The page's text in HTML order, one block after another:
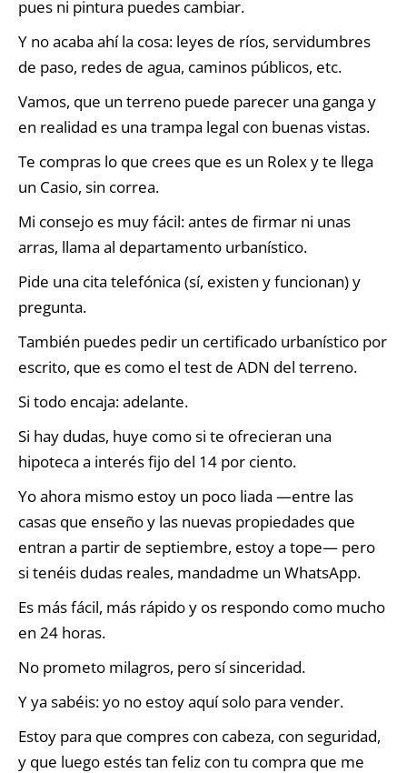
pues ni pintura puedes cambiar.
Y no acaba ahí la cosa: leyes de ríos, servidumbres
de paso, redes de agua, caminos públicos, etc.
Vamos, que un terreno puede parecer una ganga y
en realidad es una trampa legal con buenas vistas.
Te compras lo que crees que es un Rolex y te llega
un Casio, sin correa.
Mi consejo es muy fácil: antes de firmar ni unas
arras, llama al departamento urbanístico.
Pide una cita telefónica (sí, existen y funcionan) y
pregunta.
También puedes pedir un certificado urbanístico por
escrito, que es como el test de ADN del terreno.
Si todo encaja: adelante.
Si hay dudas, huye como si te ofrecieran una
hipoteca a interés fijo del 14 por ciento.
Yo ahora mismo estoy un poco liada —entre las
casas que enseño y las nuevas propiedades que
entran a partir de septiembre, estoy a tope— pero
si tenéis dudas reales, mandadme un WhatsApp.
Es más fácil, más rápido y os respondo como mucho
en 24 horas.
No prometo milagros, pero sí sinceridad.
Y ya sabéis: yo no estoy aquí solo para vender.
Estoy para que compres con cabeza, con seguridad,
y que luego estés tan feliz con tu compra que me